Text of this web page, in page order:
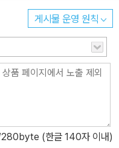
는 사람은 누구나.” 특히,
렬하고도 화려한 색감으로
이어지는 손풍금의 연주와
작되었을 때 등장한 곡예사
하게 등장하는 마법사 압둘
해 마치 우주에서 마술쇼
에서 실제로 마술쇼가 펼쳐
게시물 운영 원칙
(한글 140자 이내)